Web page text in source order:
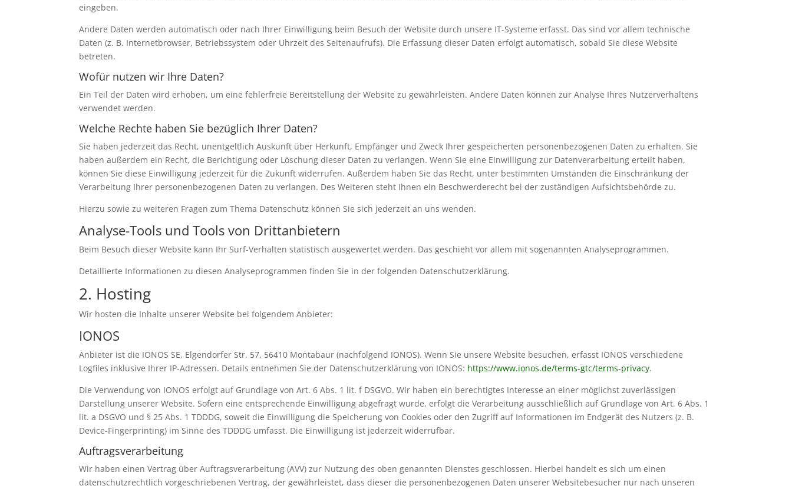
eingeben.
Andere Daten werden automatisch oder nach Ihrer Einwilligung beim Besuch der Website durch unsere IT-Systeme erfasst. Das sind vor allem technische
Daten (z. B. Internetbrowser, Betriebssystem oder Uhrzeit des Seitenaufrufs). Die Erfassung dieser Daten erfolgt automatisch, sobald Sie diese Website
betreten.
Wofür nutzen wir Ihre Daten?
Ein Teil der Daten wird erhoben, um eine fehlerfreie Bereitstellung der Website zu gewährleisten. Andere Daten können zur Analyse Ihres Nutzerverhaltens
verwendet werden.
Welche Rechte haben Sie bezüglich Ihrer Daten?
Sie haben jederzeit das Recht, unentgeltlich Auskunft über Herkunft, Empfänger und Zweck Ihrer gespeicherten personenbezogenen Daten zu erhalten. Sie
haben außerdem ein Recht, die Berichtigung oder Löschung dieser Daten zu verlangen. Wenn Sie eine Einwilligung zur Datenverarbeitung erteilt haben,
können Sie diese Einwilligung jederzeit für die Zukunft widerrufen. Außerdem haben Sie das Recht, unter bestimmten Umständen die Einschränkung der
Verarbeitung Ihrer personenbezogenen Daten zu verlangen. Des Weiteren steht Ihnen ein Beschwerderecht bei der zuständigen Aufsichtsbehörde zu.
Hierzu sowie zu weiteren Fragen zum Thema Datenschutz können Sie sich jederzeit an uns wenden.
Analyse-Tools und Tools von Dritt­anbietern
Beim Besuch dieser Website kann Ihr Surf-Verhalten statistisch ausgewertet werden. Das geschieht vor allem mit sogenannten Analyseprogrammen.
Detaillierte Informationen zu diesen Analyseprogrammen finden Sie in der folgenden Datenschutzerklärung.
2. Hosting
Wir hosten die Inhalte unserer Website bei folgendem Anbieter:
IONOS
Anbieter ist die IONOS SE, Elgendorfer Str. 57, 56410 Montabaur (nachfolgend IONOS). Wenn Sie unsere Website besuchen, erfasst IONOS verschiedene
Logfiles inklusive Ihrer IP-Adressen. Details entnehmen Sie der Datenschutzerklärung von IONOS: https://www.ionos.de/terms-gtc/terms-privacy.
Die Verwendung von IONOS erfolgt auf Grundlage von Art. 6 Abs. 1 lit. f DSGVO. Wir haben ein berechtigtes Interesse an einer möglichst zuverlässigen
Darstellung unserer Website. Sofern eine entsprechende Einwilligung abgefragt wurde, erfolgt die Verarbeitung ausschließlich auf Grundlage von Art. 6 Abs. 1
lit. a DSGVO und § 25 Abs. 1 TDDDG, soweit die Einwilligung die Speicherung von Cookies oder den Zugriff auf Informationen im Endgerät des Nutzers (z. B.
Device-Fingerprinting) im Sinne des TDDDG umfasst. Die Einwilligung ist jederzeit widerrufbar.
Auftragsverarbeitung
Wir haben einen Vertrag über Auftragsverarbeitung (AVV) zur Nutzung des oben genannten Dienstes geschlossen. Hierbei handelt es sich um einen
datenschutzrechtlich vorgeschriebenen Vertrag, der gewährleistet, dass dieser die personenbezogenen Daten unserer Websitebesucher nur nach unseren